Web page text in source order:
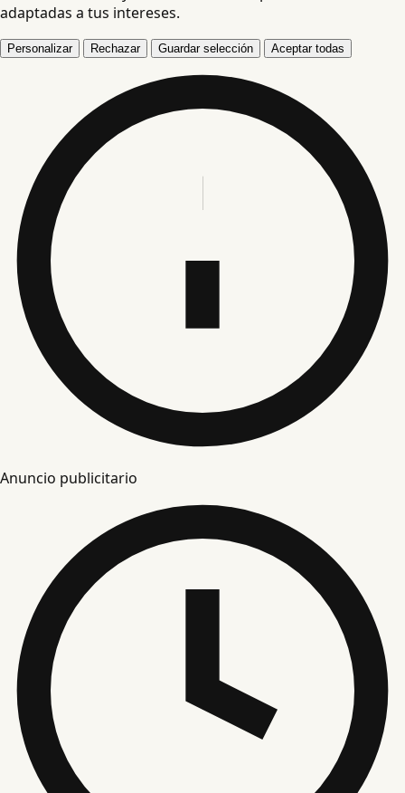
adaptadas a tus intereses.
Personalizar Rechazar Guardar selección Aceptar todas
Anuncio publicitario